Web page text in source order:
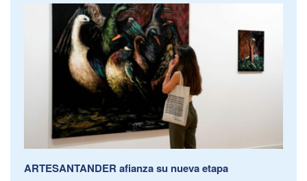
ARTESANTANDER afianza su nueva etapa